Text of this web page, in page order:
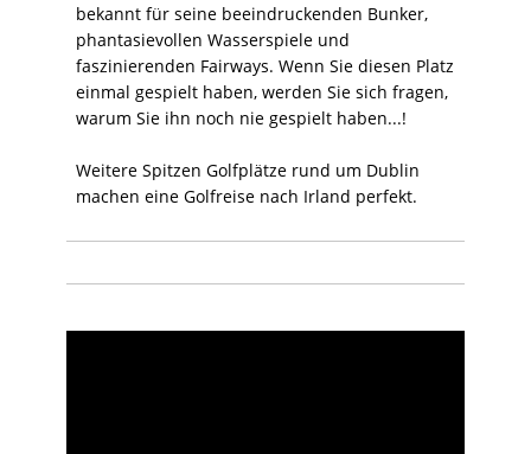
bekannt für seine beeindruckenden Bunker,
phantasievollen Wasserspiele und
faszinierenden Fairways. Wenn Sie diesen Platz
einmal gespielt haben, werden Sie sich fragen,
warum Sie ihn noch nie gespielt haben...!
Weitere Spitzen Golfplätze rund um Dublin
machen eine Golfreise nach Irland perfekt.